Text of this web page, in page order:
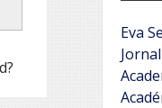
Eva